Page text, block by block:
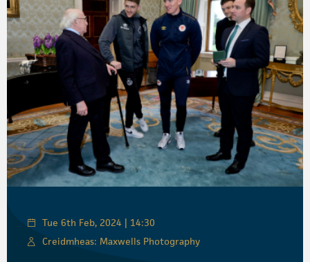
Tue 6th Feb, 2024 | 14:30
Creidmheas: Maxwells Photography